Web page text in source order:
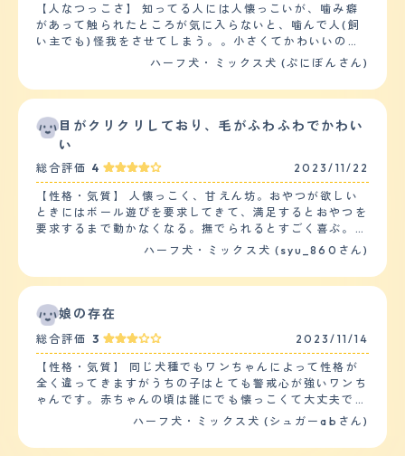
の近くにいる時は安心して横になりぐっすり寝ていること
もありますが、物音がするとすぐに起きます。 【しつけ
やすさ】 小さい頃はしつけ教室にもいったことがありま
すが、日本犬の雑種と言うことで元々しつけしにくいと言
以外で待っていることができず、一緒に出かけるとトイレ
にいくこともできません。 【お手入れ】 毛がよく抜け
て、年の半分は生え替わり期間なのではないかというくら
いいつも抜け毛があります。なので、車で出かける時もそ
の度に掃除をしなければならず面倒です。カットはしたこ
とありません。春から秋にかけては、月に1回ほど家でシ
ャンプーします。とても健康で、フィラリアの予防接種以
外では病院にかかったことはほぼありません。一度吐いた
りして受診してお薬をもらいました。一週間くらいでよく
なりました。最近は夏はつらそうにしていますが、涼しい
さん、宅配の人などが来ると大きな声で吠えます。その他
があります。また、ご飯の時間が近づいたり散歩に行きた
い時に高い声で鳴くこともあり、うるさいです。 【総
評】 保健所から譲り受けた、元々は捨て犬だった犬で、
あまり利口ではなくしつけも上手くできませんが、家族に
とっては大切な犬でとてもかわいいです。仕事や外出から
帰ると、パァーッっと笑顔になるような表情で出迎えてく
れ、どんな時もお座りして待っていてくれるのは嬉しいで
す。家族の会話のきっかけにもなりますし、散歩すること
【人なつっこさ】 知ってる人には人懐っこいが、噛み癖
があって触られたところが気に入らないと、噛んで人(飼
い主でも)怪我をさせてしまう。。小さくてかわいいのだ
けど触るのは少し恐い。大人の男性は嫌いで理由もなく噛
そうな」雰囲気の男性を選んでます。配達員さんとか住居
あるし恥ずかしいし、困った子です。でも気を許すと甘え
てきます。かわいい 【落ち着き】 もう4歳で成犬なので
空気を察しているのかとても大人しくねそべってつまんな
てくると、ソワソワ歩き回って、ご飯をあげる時はヨロコ
ビの大ジャンプ(大人の腰の辺りまで何回も)で大騒ぎしま
す。 【しつけやすさ】 根気よく習慣づけて、褒めてご褒
美をあげる、という方法でしつけました。噛み癖だけは自
トレーナーに通わせるのも。。 室内飼いの小型犬で、散
歩は2日に1回程度で、すぐ歩き疲れて帰りたがるので近所
を1周するだけです。 【お手入れ】 毛は白い巻毛でモコモ
コしてかわいいのですが、暑そうなので春から秋は短くカ
ットします。 噛み癖が酷くて麻酔して眠らせないとカッ
トできないので、料金も高くつきます。コストがかかるの
で、カットは2ヶ月に一度だけ、バリカンでできる限り短
くしてもらいます。カット後は毛が無くてブルブル震えて
寒がるので、服を着せてあげます。 健康状態は、まだ4歳
階の窓からジャンプして落ちて、身体中を手術したのです
ハーフ犬・ミックス犬 (ぷにぼんさん)
目がクリクリしており、毛がふわふわでかわい
い
総合評価 4 2023/11/22
【性格・気質】 人懐っこく、甘えん坊。おやつが欲しい
ときにはボール遊びを要求してきて、満足するとおやつを
要求するまで動かなくなる。撫でられるとすごく喜ぶ。散
歩中にほかの犬とすれ違うと喧嘩をしようとするが怖くて
手に飛び出さないことや、階段を勝手に下りないこと、室
の訓練としてはお手やふせができる程度。ほかのペットは
飼っていないからわからない。 【健康・寿命】 特に健康
問題に悩まされてはいないが、体重が増えすぎてしまうこ
とが過去にあった。ごはんの頻度や散歩の時間を長くする
ことで改善した。また、大きないぼができたことがあり手
術を行った。定期的な健康診断についても同様に特に必要
ないと考えている。 【運動の頻度】 散歩の回数は一日１
回から２回行っている。長さについては朝の散歩では15分
ハーフ犬・ミックス犬 (syu_860さん)
娘の存在
総合評価 3 2023/11/14
【性格・気質】 同じ犬種でもワンちゃんによって性格が
全く違ってきますがうちの子はとても警戒心が強いワンち
ゃんです。赤ちゃんの頃は誰にでも懐っこくて大丈夫でし
たが少し成長した頃から初対面の人間も、わんちゃんもダ
大変でしたしお散歩する時も大変でした。今はワンちゃん
ハーフ犬・ミックス犬 (シュガーabさん)